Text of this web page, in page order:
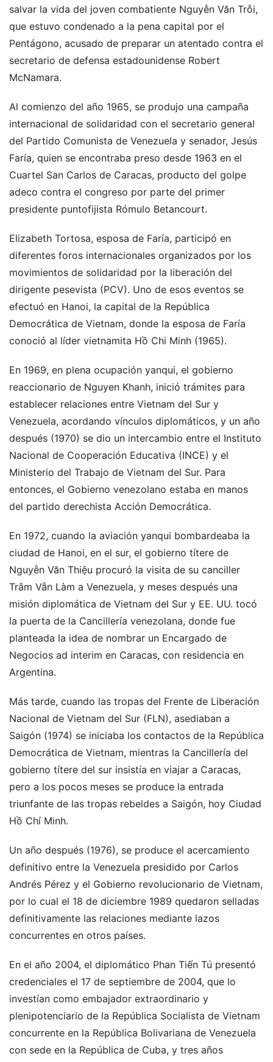
salvar la vida del joven combatiente Nguyễn Văn Trỗi,
que estuvo condenado a la pena capital por el
Pentágono, acusado de preparar un atentado contra el
secretario de defensa estadounidense Robert
McNamara.
Al comienzo del año 1965, se produjo una campaña
internacional de solidaridad con el secretario general
del Partido Comunista de Venezuela y senador, Jesús
Faría, quien se encontraba preso desde 1963 en el
Cuartel San Carlos de Caracas, producto del golpe
adeco contra el congreso por parte del primer
presidente puntofijista Rómulo Betancourt.
Elizabeth Tortosa, esposa de Faría, participó en
diferentes foros internacionales organizados por los
movimientos de solidaridad por la liberación del
dirigente pesevista (PCV). Uno de esos eventos se
efectuó en Hanoi, la capital de la República
Democrática de Vietnam, donde la esposa de Faría
conoció al líder vietnamita Hồ Chi Minh (1965).
En 1969, en plena ocupación yanqui, el gobierno
reaccionario de Nguyen Khanh, inició trámites para
establecer relaciones entre Vietnam del Sur y
Venezuela, acordando vínculos diplomáticos, y un año
después (1970) se dio un intercambio entre el Instituto
Nacional de Cooperación Educativa (INCE) y el
Ministerio del Trabajo de Vietnam del Sur. Para
entonces, el Gobierno venezolano estaba en manos
del partido derechista Acción Democrática.
En 1972, cuando la aviación yanqui bombardeaba la
ciudad de Hanoi, en el sur, el gobierno títere de
Nguyễn Văn Thiệu procuró la visita de su canciller
Trâm Vẫn Làm a Venezuela, y meses después una
misión diplomática de Vietnam del Sur y EE. UU. tocó
la puerta de la Cancillería venezolana, donde fue
planteada la idea de nombrar un Encargado de
Negocios ad interim en Caracas, con residencia en
Argentina.
Más tarde, cuando las tropas del Frente de Liberación
Nacional de Vietnam del Sur (FLN), asediaban a
Saigón (1974) se iniciaba los contactos de la República
Democrática de Vietnam, mientras la Cancillería del
gobierno títere del sur insistía en viajar a Caracas,
pero a los pocos meses se produce la entrada
triunfante de las tropas rebeldes a Saigón, hoy Ciudad
Hồ Chí Minh.
Un año después (1976), se produce el acercamiento
definitivo entre la Venezuela presidido por Carlos
Andrés Pérez y el Gobierno revolucionario de Vietnam,
por lo cual el 18 de diciembre 1989 quedaron selladas
definitivamente las relaciones mediante lazos
concurrentes en otros países.
En el año 2004, el diplomático Phan Tiến Tú presentó
credenciales el 17 de septiembre de 2004, que lo
investían como embajador extraordinario y
plenipotenciario de la República Socialista de Vietnam
concurrente en la República Bolivariana de Venezuela
con sede en la República de Cuba, y tres años